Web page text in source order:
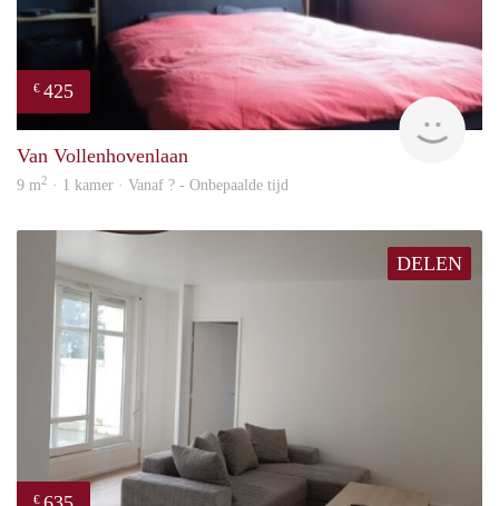
€ 425
Van Vollenhovenlaan
9 m2 · 1 kamer · Vanaf ? - Onbepaalde tijd
DELEN
€